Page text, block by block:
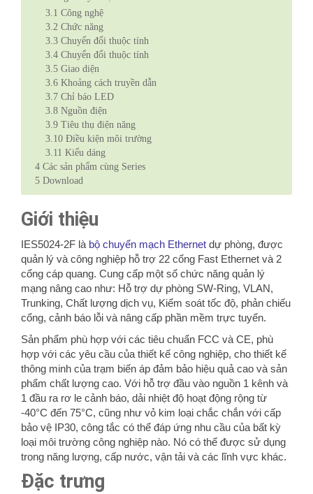
3.1 Công nghệ
3.2 Chức năng
3.3 Chuyển đổi thuộc tính
3.4 Chuyển đổi thuộc tính
3.5 Giao diện
3.6 Khoảng cách truyền dẫn
3.7 Chỉ báo LED
3.8 Nguồn điện
3.9 Tiêu thụ điện năng
3.10 Điều kiện môi trường
3.11 Kiểu dáng
4 Các sản phẩm cùng Series
5 Download
Giới thiệu
IES5024-2F là bộ chuyển mạch Ethernet dự phòng, được
quản lý và công nghiệp hỗ trợ 22 cổng Fast Ethernet và 2
cổng cáp quang. Cung cấp một số chức năng quản lý
mạng nâng cao như: Hỗ trợ dự phòng SW-Ring, VLAN,
Trunking, Chất lượng dịch vụ, Kiểm soát tốc độ, phản chiếu
cổng, cảnh báo lỗi và nâng cấp phần mềm trực tuyến.
Sản phẩm phù hợp với các tiêu chuẩn FCC và CE, phù
hợp với các yêu cầu của thiết kế công nghiệp, cho thiết kế
thông minh của trạm biến áp đảm bảo hiệu quả cao và sản
phẩm chất lượng cao. Với hỗ trợ đầu vào nguồn 1 kênh và
1 đầu ra rơ le cảnh báo, dải nhiệt độ hoạt động rộng từ
-40°C đến 75°C, cũng như vỏ kim loại chắc chắn với cấp
bảo vệ IP30, công tắc có thể đáp ứng nhu cầu của bất kỳ
loại môi trường công nghiệp nào. Nó có thể được sử dụng
trong năng lượng, cấp nước, vận tải và các lĩnh vực khác.
Đặc trưng